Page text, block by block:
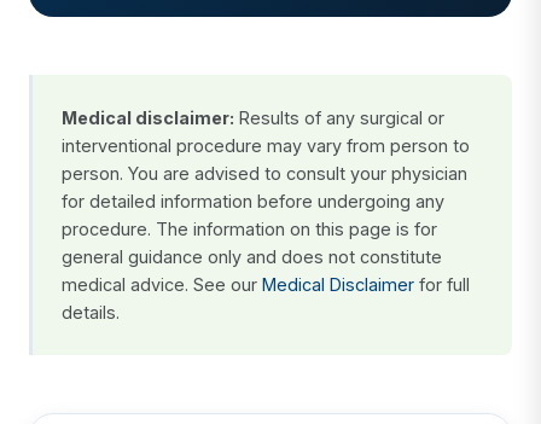
Medical disclaimer: Results of any surgical or
interventional procedure may vary from person to
person. You are advised to consult your physician
for detailed information before undergoing any
procedure. The information on this page is for
general guidance only and does not constitute
medical advice. See our Medical Disclaimer for full
details.